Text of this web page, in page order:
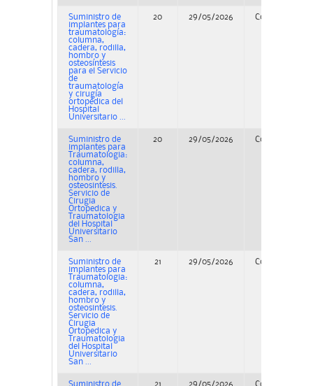
Suministro de
implantes para
traumatología:
columna,
cadera, rodilla,
hombro y
osteosíntesis
para el Servicio
de
traumatología
y cirugía
ortopédica del
Hospital
Universitario ...
20 29/05/2026 Concurso
Suministro de
implantes para
Traumatologia:
columna,
cadera, rodilla,
hombro y
osteosintesis.
Servicio de
Cirugia
Ortopedica y
Traumatologia
del Hospital
Universitario
San ...
20 29/05/2026 Concurso
Suministro de
implantes para
Traumatologia:
columna,
cadera, rodilla,
hombro y
osteosintesis.
Servicio de
Cirugia
Ortopedica y
Traumatologia
del Hospital
Universitario
San ...
21 29/05/2026 Concurso
Suministro de 21 29/05/2026 Concurso